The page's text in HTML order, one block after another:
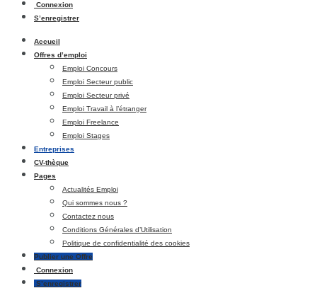
Connexion
S’enregistrer
Accueil
Offres d’emploi
Emploi Concours
Emploi Secteur public
Emploi Secteur privé
Emploi Travail à l’étranger
Emploi Freelance
Emploi Stages
Entreprises
CV-thèque
Pages
Actualités Emploi
Qui sommes nous ?
Contactez nous
Conditions Générales d’Utilisation
Politique de confidentialité des cookies
Publier une Offre
Connexion
S’enregistrer